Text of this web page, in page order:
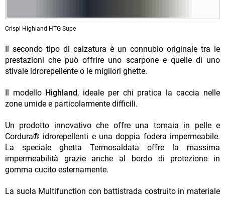
Crispi Highland HTG Supe
Il secondo tipo di calzatura è un connubio originale tra le
prestazioni che può offrire uno scarpone e quelle di uno
stivale idrorepellente o le migliori ghette.
Il modello Highland, ideale per chi pratica la caccia nelle
zone umide e particolarmente difficili.
Un prodotto innovativo che offre una tomaia in pelle e
Cordura® idrorepellenti e una doppia fodera impermeabile.
La speciale ghetta Termosaldata offre la massima
impermeabilità grazie anche al bordo di protezione in
gomma cucito esternamente.
La suola Multifunction con battistrada costruito in materiale